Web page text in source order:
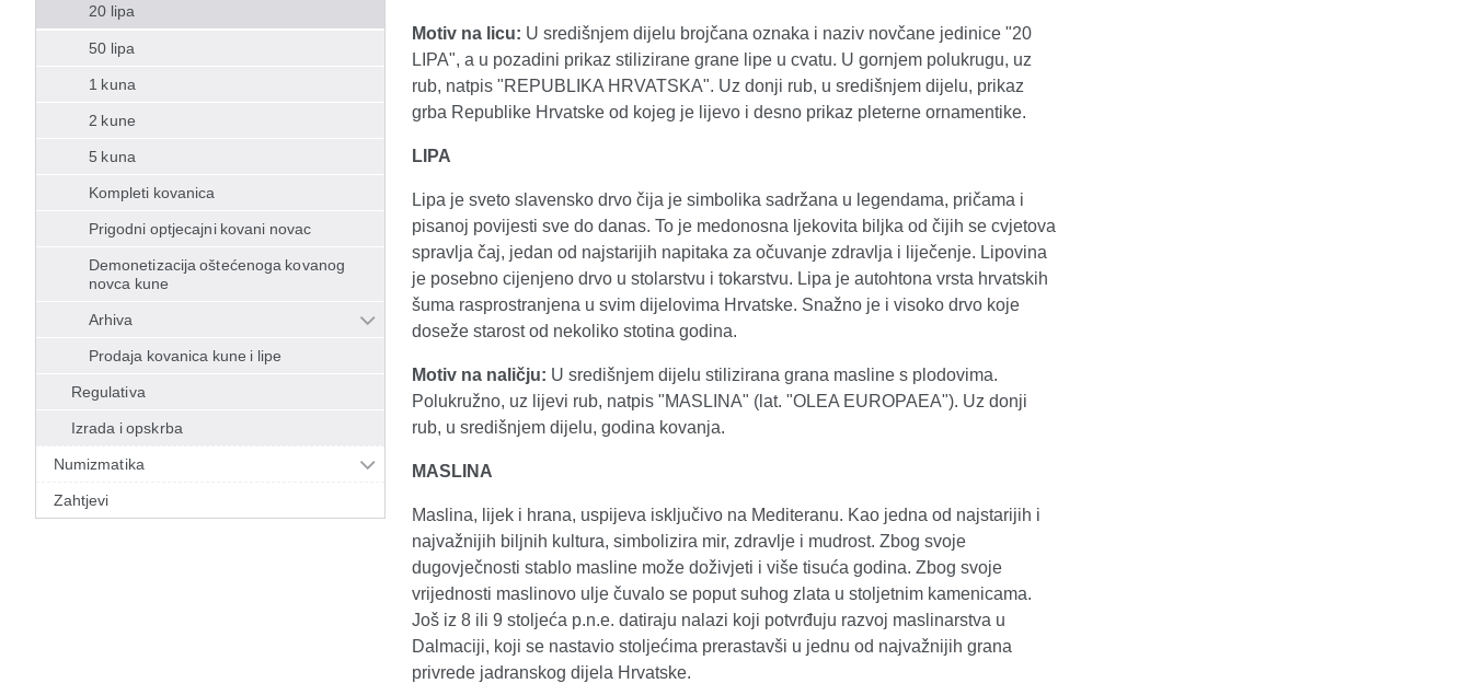
20 lipa
50 lipa
1 kuna
2 kune
5 kuna
Kompleti kovanica
Prigodni optjecajni kovani novac
Demonetizacija oštećenoga kovanog
novca kune
Arhiva
Prodaja kovanica kune i lipe
Regulativa
Izrada i opskrba
Numizmatika
Zahtjevi
Motiv na licu: U središnjem dijelu brojčana oznaka i naziv novčane jedinice "20
LIPA", a u pozadini prikaz stilizirane grane lipe u cvatu. U gornjem polukrugu, uz
rub, natpis "REPUBLIKA HRVATSKA". Uz donji rub, u središnjem dijelu, prikaz
grba Republike Hrvatske od kojeg je lijevo i desno prikaz pleterne ornamentike.
LIPA
Lipa je sveto slavensko drvo čija je simbolika sadržana u legendama, pričama i
pisanoj povijesti sve do danas. To je medonosna ljekovita biljka od čijih se cvjetova
spravlja čaj, jedan od najstarijih napitaka za očuvanje zdravlja i liječenje. Lipovina
je posebno cijenjeno drvo u stolarstvu i tokarstvu. Lipa je autohtona vrsta hrvatskih
šuma rasprostranjena u svim dijelovima Hrvatske. Snažno je i visoko drvo koje
doseže starost od nekoliko stotina godina.
Motiv na naličju: U središnjem dijelu stilizirana grana masline s plodovima.
Polukružno, uz lijevi rub, natpis "MASLINA" (lat. "OLEA EUROPAEA"). Uz donji
rub, u središnjem dijelu, godina kovanja.
MASLINA
Maslina, lijek i hrana, uspijeva isključivo na Mediteranu. Kao jedna od najstarijih i
najvažnijih biljnih kultura, simbolizira mir, zdravlje i mudrost. Zbog svoje
dugovječnosti stablo masline može doživjeti i više tisuća godina. Zbog svoje
vrijednosti maslinovo ulje čuvalo se poput suhog zlata u stoljetnim kamenicama.
Još iz 8 ili 9 stoljeća p.n.e. datiraju nalazi koji potvrđuju razvoj maslinarstva u
Dalmaciji, koji se nastavio stoljećima prerastavši u jednu od najvažnijih grana
privrede jadranskog dijela Hrvatske.